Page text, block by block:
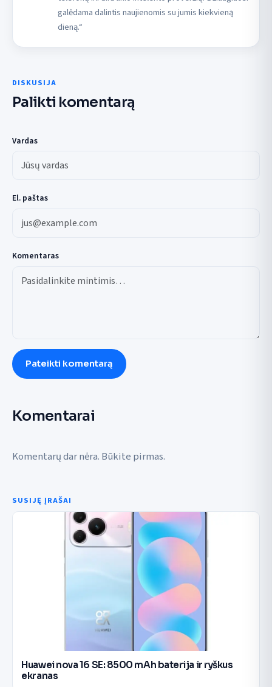
galėdama dalintis naujienomis su jumis kiekvieną
dieną.“
DISKUSIJA
Palikti komentarą
Vardas
El. paštas
Komentaras
Pateikti komentarą
Komentarai
Komentarų dar nėra. Būkite pirmas.
SUSIJĘ ĮRAŠAI
Huawei nova 16 SE: 8500 mAh baterija ir ryškus
ekranas